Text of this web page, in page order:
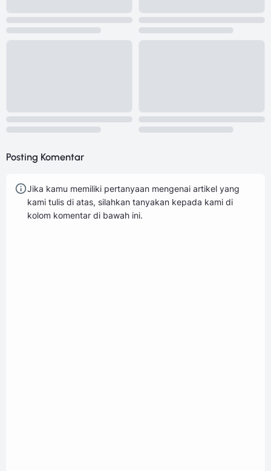
Posting Komentar
Jika kamu memiliki pertanyaan mengenai artikel yang
kami tulis di atas, silahkan tanyakan kepada kami di
kolom komentar di bawah ini.